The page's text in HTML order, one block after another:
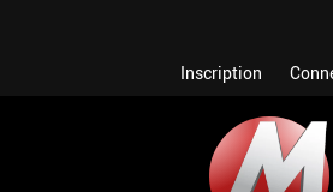
Inscription